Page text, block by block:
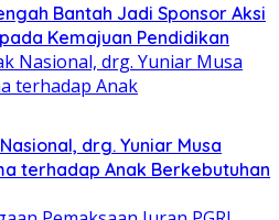
Bantah Jadi Sponsor Aksi
Kemajuan Pendidikan
drg. Yuniar Musa
terhadap Anak Berkebutuhan